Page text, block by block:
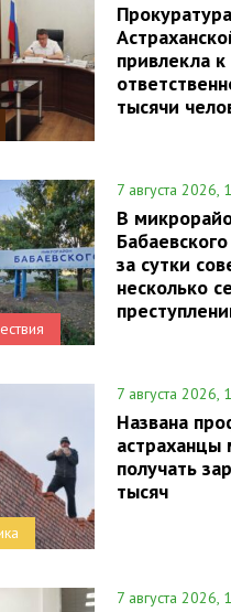
Прокуратура
привлекла к
тысячи
7 августа 2026,
В
за сутки
несколько
7 августа 2026,
Названа
астраханцы
получать
тысяч
7 августа 2026,